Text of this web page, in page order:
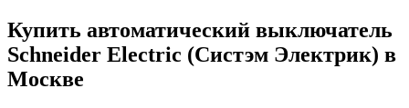
Купить автоматический выключатель
Schneider Electric (Систэм Электрик) в
Москве